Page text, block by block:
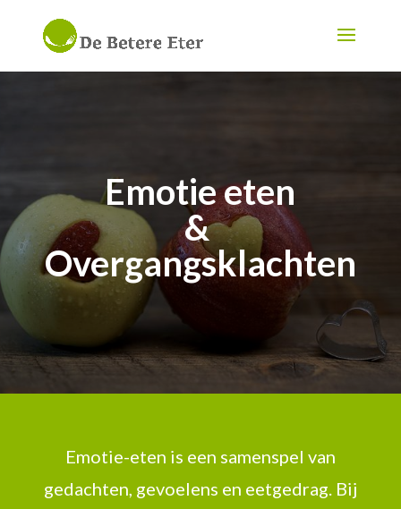
Emotie eten
&
Overgangsklachten
Emotie-eten is een samenspel van
gedachten, gevoelens en eetgedrag. Bij